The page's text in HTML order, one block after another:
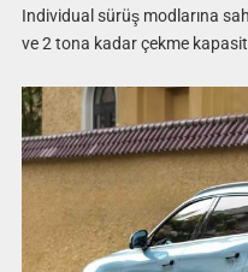
Individual sürüş modlarına
ve 2 tona kadar çekme